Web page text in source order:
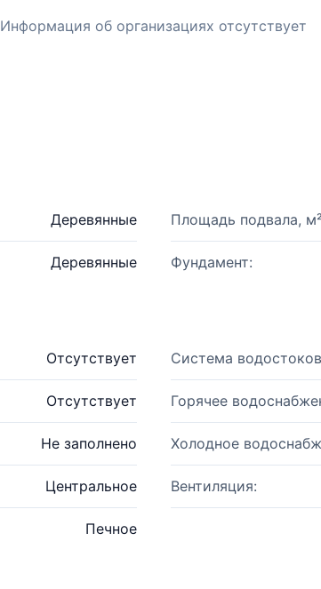
Информация об организациях отсутствует
Деревянные Площадь подвала,
Деревянные Фундамент:
Отсутствует Система
Отсутствует Горячее
Не заполнено Холодное
Центральное Вентиляция:
Печное